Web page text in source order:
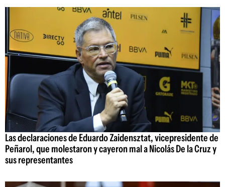
Las declaraciones de Eduardo Zaidensztat, vicepresidente de
Peñarol, que molestaron y cayeron mal a Nicolás De la Cruz y
sus representantes